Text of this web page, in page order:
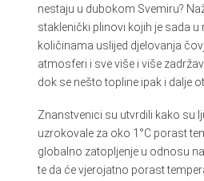
nestaju u dubokom Svemiru?
staklenički plinovi kojih je sada u
količinama uslijed djelovanja
atmosferi i sve više i više
dok se nešto topline ipak i dalje
Znanstvenici su utvrdili kako su
uzrokovale za oko 1°C porast
globalno zatopljenje u odnosu
te da će vjerojatno porast